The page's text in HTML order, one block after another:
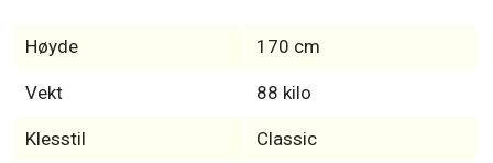
Høyde 170 cm
Vekt 88 kilo
Klesstil Classic